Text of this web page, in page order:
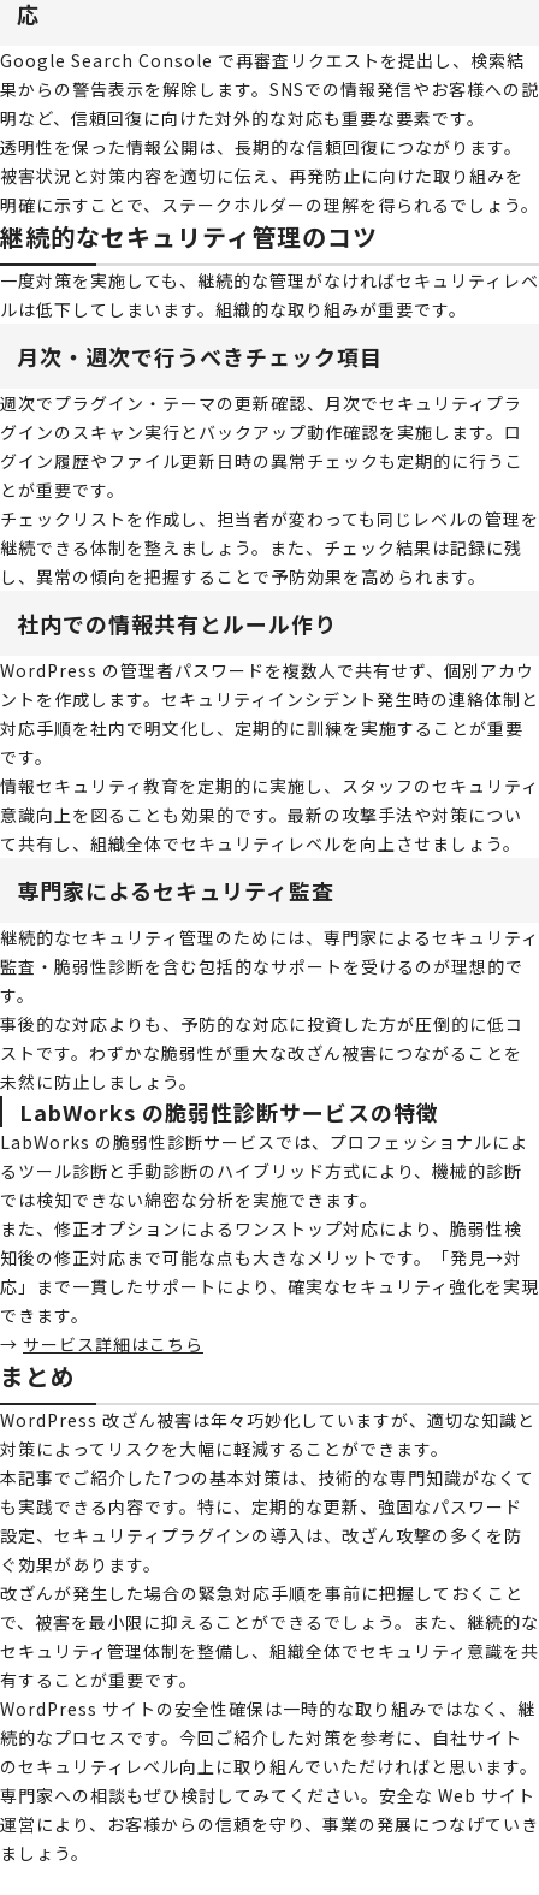
応
Google Search Console で再審査リクエストを提出し、検索結
果からの警告表示を解除します。SNSでの情報発信やお客様への説
明など、信頼回復に向けた対外的な対応も重要な要素です。
透明性を保った情報公開は、長期的な信頼回復につながります。
被害状況と対策内容を適切に伝え、再発防止に向けた取り組みを
明確に示すことで、ステークホルダーの理解を得られるでしょう。
継続的なセキュリティ管理のコツ
一度対策を実施しても、継続的な管理がなければセキュリティレベ
ルは低下してしまいます。組織的な取り組みが重要です。
月次・週次で行うべきチェック項目
週次でプラグイン・テーマの更新確認、月次でセキュリティプラ
グインのスキャン実行とバックアップ動作確認を実施します。ロ
グイン履歴やファイル更新日時の異常チェックも定期的に行うこ
とが重要です。
チェックリストを作成し、担当者が変わっても同じレベルの管理を
継続できる体制を整えましょう。また、チェック結果は記録に残
し、異常の傾向を把握することで予防効果を高められます。
社内での情報共有とルール作り
WordPress の管理者パスワードを複数人で共有せず、個別アカウ
ントを作成します。セキュリティインシデント発生時の連絡体制と
対応手順を社内で明文化し、定期的に訓練を実施することが重要
です。
情報セキュリティ教育を定期的に実施し、スタッフのセキュリティ
意識向上を図ることも効果的です。最新の攻撃手法や対策につい
て共有し、組織全体でセキュリティレベルを向上させましょう。
専門家によるセキュリティ監査
継続的なセキュリティ管理のためには、専門家によるセキュリティ
監査・脆弱性診断を含む包括的なサポートを受けるのが理想的で
す。
事後的な対応よりも、予防的な対応に投資した方が圧倒的に低コ
ストです。わずかな脆弱性が重大な改ざん被害につながることを
未然に防止しましょう。
LabWorks の脆弱性診断サービスの特徴
LabWorks の脆弱性診断サービスでは、プロフェッショナルによ
るツール診断と手動診断のハイブリッド方式により、機械的診断
では検知できない綿密な分析を実施できます。
また、修正オプションによるワンストップ対応により、脆弱性検
知後の修正対応まで可能な点も大きなメリットです。「発見→対
応」まで一貫したサポートにより、確実なセキュリティ強化を実現
できます。
→ サービス詳細はこちら
まとめ
WordPress 改ざん被害は年々巧妙化していますが、適切な知識と
対策によってリスクを大幅に軽減することができます。
本記事でご紹介した7つの基本対策は、技術的な専門知識がなくて
も実践できる内容です。特に、定期的な更新、強固なパスワード
設定、セキュリティプラグインの導入は、改ざん攻撃の多くを防
ぐ効果があります。
改ざんが発生した場合の緊急対応手順を事前に把握しておくこと
で、被害を最小限に抑えることができるでしょう。また、継続的な
セキュリティ管理体制を整備し、組織全体でセキュリティ意識を共
有することが重要です。
WordPress サイトの安全性確保は一時的な取り組みではなく、継
続的なプロセスです。今回ご紹介した対策を参考に、自社サイト
のセキュリティレベル向上に取り組んでいただければと思います。
専門家への相談もぜひ検討してみてください。安全な Web サイト
運営により、お客様からの信頼を守り、事業の発展につなげていき
ましょう。